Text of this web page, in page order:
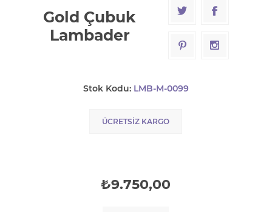
Gold Çubuk
Lambader
Stok Kodu: LMB-M-0099
ÜCRETSIZ KARGO
₺9.750,00